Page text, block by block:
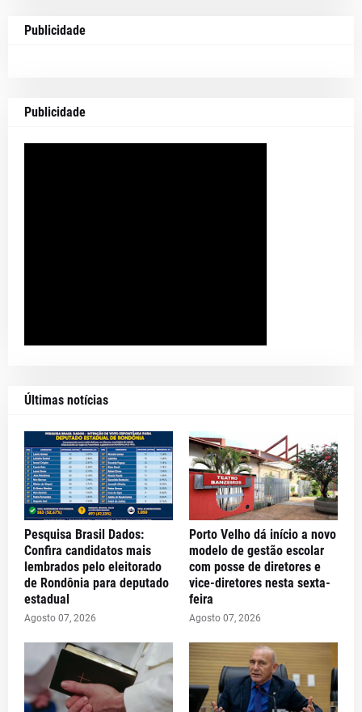
Publicidade
Publicidade
Últimas notícias
Pesquisa Brasil Dados:
Confira candidatos mais
lembrados pelo eleitorado
de Rondônia para deputado
estadual
Agosto 07, 2026
Porto Velho dá início a novo
modelo de gestão escolar
com posse de diretores e
vice-diretores nesta sexta-
feira
Agosto 07, 2026